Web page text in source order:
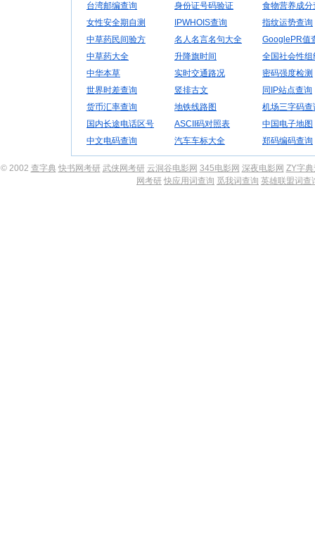
台湾邮编查询
身份证号码验证
食物营养成分
女性安全期自测
IPWHOIS查询
指纹运势查询
中草药民间验方
名人名言名句大全
GooglePR值
中草药大全
升降旗时间
全国社会性组
中华本草
实时交通路况
密码强度检测
世界时差查询
竖排古文
同IP站点查询
货币汇率查询
地铁线路图
机场三字码查
国内长途电话区号
ASCII码对照表
中国电子地图
中文电码查询
汽车车标大全 郑码编码查询
© 2002 查字典 快书网考研 武侠网考研 云洞谷电影网 345电影网 深夜电影网 ZY字
网考研 快应用词查询 觅我词查询 英雄联盟词查